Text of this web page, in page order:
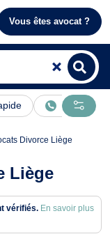
Vous êtes avocat ?
En ligne
Divorce Liège
Liège
vérifiés. En savoir plus